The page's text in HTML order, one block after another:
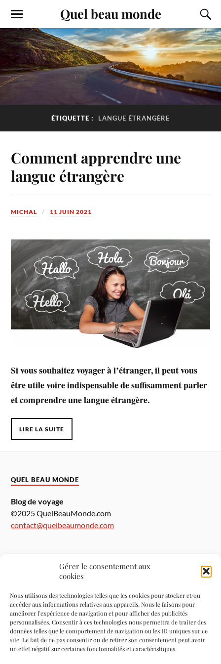
Gérer le consentement aux
cookies
Nous utilisons des technologies telles que les cookies pour stocker et/ou
accéder aux informations relatives aux appareils. Nous le faisons pour
améliorer l’expérience de navigation et pour afficher des publicités
personnalisées. Consentir à ces technologies nous permettra de traiter des
données telles que le comportement de navigation ou les ID uniques sur ce
site. Le fait de ne pas consentir ou de retirer son consentement peut avoir
un effet négatif sur certaines fonctonnalités et caractéristiques.
Quel beau monde
ÉTIQUETTE : LANGUE ÉTRANGÈRE
Comment apprendre une
langue étrangère
MICHAL 11 JUIN 2021
Si vous souhaitez voyager à l’étranger, il peut vous
être utile voire indispensable de suffisamment parler
et comprendre une langue étrangère.
LIRE LA SUITE
QUEL BEAU MONDE
Blog de voyage
©2025 QuelBeauMonde.com
contact@quelbeaumonde.com
Mentions légales
Politique de confidentialité